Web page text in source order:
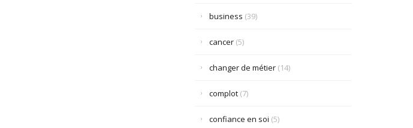
business (39)
cancer(5)
changer de métier(14)
complot(7)
confiance en soi (5)